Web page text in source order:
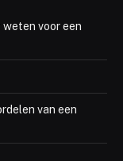
voor een
van een